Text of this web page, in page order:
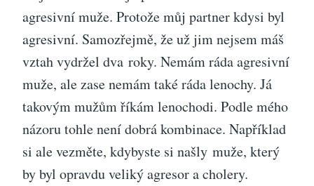
agresivní muže. Protože můj partner kdysi byl
agresivní. Samozřejmě, že už jim nejsem máš
vztah vydržel dva roky. Nemám ráda agresivní
muže, ale zase nemám také ráda lenochy. Já
takovým mužům říkám lenochodi. Podle mého
názoru tohle není dobrá kombinace. Například
si ale vezměte, kdybyste si našly muže, který
by byl opravdu veliký agresor a cholery.